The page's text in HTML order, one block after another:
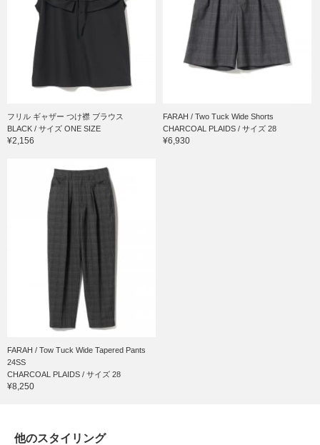
フリル ギャザー つけ襟 ブラウス
BLACK / サイズ ONE SIZE
¥2,156
FARAH / Two Tuck Wide Shorts
CHARCOAL PLAIDS / サイズ 28
¥6,930
FARAH / Tow Tuck Wide Tapered Pants
24SS
CHARCOAL PLAIDS / サイズ 28
¥8,250
他のスタイリング